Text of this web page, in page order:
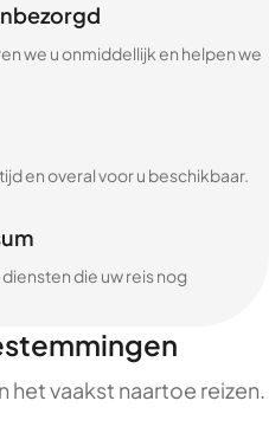
we u onmiddellijk en helpen we
en overal voor u beschikbaar.
die uw reis nog
het vaakst naartoe reizen.